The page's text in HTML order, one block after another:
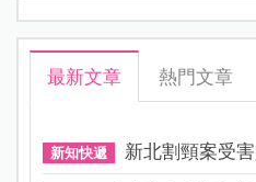
最新文章 熱門文章
新知快遞 新北割頸案受